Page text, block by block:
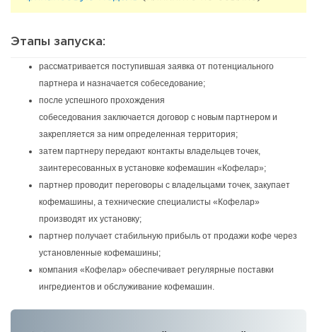
Этапы запуска:
рассматривается поступившая заявка от потенциального
партнера и назначается собеседование;
после успешного прохождения
собеседования заключается договор с новым партнером и
закрепляется за ним определенная территория;
затем партнеру передают контакты владельцев точек,
заинтересованных в установке кофемашин «Кофелар»;
партнер проводит переговоры с владельцами точек, закупает
кофемашины, а технические специалисты «Кофелар»
производят их установку;
партнер получает стабильную прибыль от продажи кофе через
установленные кофемашины;
компания «Кофелар» обеспечивает регулярные поставки
ингредиентов и обслуживание кофемашин.